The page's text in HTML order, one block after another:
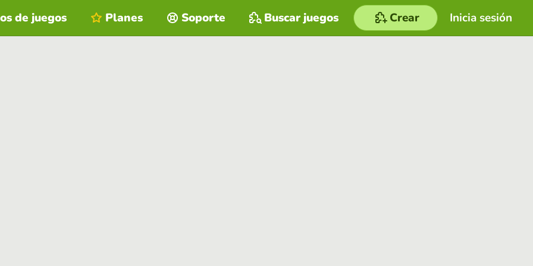
Inicia sesión
de juegos Planes Soporte Buscar juegos Crear